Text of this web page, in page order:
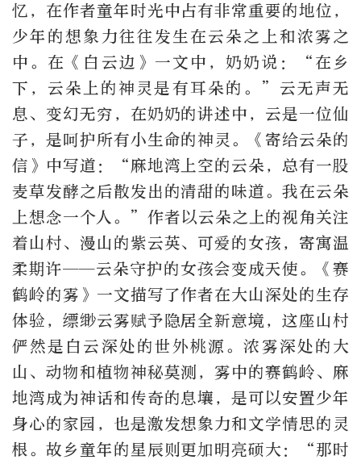
忆，在作者童年时光中占有非常重要的地位，
少年的想象力往往发生在云朵之上和浓雾之
中。在《白云边》一文中，奶奶说：“在乡
下，云朵上的神灵是有耳朵的。”云无声无
息、变幻无穷，在奶奶的讲述中，云是一位仙
子，是呵护所有小生命的神灵。《寄给云朵的
信》中写道：“麻地湾上空的云朵，总有一股
麦草发酵之后散发出的清甜的味道。我在云朵
上想念一个人。”作者以云朵之上的视角关注
着山村、漫山的紫云英、可爱的女孩，寄寓温
柔期许——云朵守护的女孩会变成天使。《赛
鹤岭的雾》一文描写了作者在大山深处的生存
体验，缥缈云雾赋予隐居全新意境，这座山村
俨然是白云深处的世外桃源。浓雾深处的大
山、动物和植物神秘莫测，雾中的赛鹤岭、麻
地湾成为神话和传奇的息壤，是可以安置少年
身心的家园，也是激发想象力和文学情思的灵
根。故乡童年的星辰则更加明亮硕大：“那时